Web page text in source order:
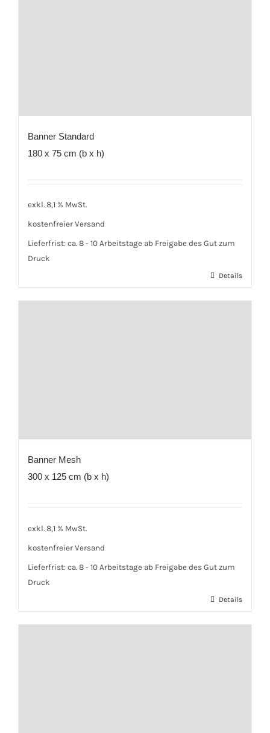
Banner Standard
180 x 75 cm (b x h)
exkl. 8,1 % MwSt.
kostenfreier Versand
Lieferfrist: ca. 8 - 10 Arbeitstage ab Freigabe des Gut zum
Druck
Details
Banner Mesh
300 x 125 cm (b x h)
exkl. 8,1 % MwSt.
kostenfreier Versand
Lieferfrist: ca. 8 - 10 Arbeitstage ab Freigabe des Gut zum
Druck
Details